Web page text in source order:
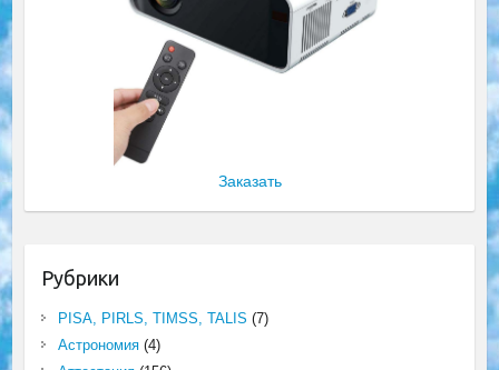
Заказать
Рубрики
PISA, PIRLS, TIMSS, TALIS (7)
Астрономия(4)